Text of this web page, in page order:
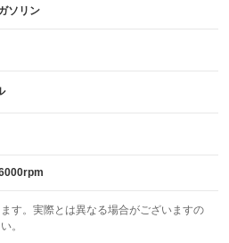
：装備あり
ソリン
す。実際とは異なる場合がございますの
。